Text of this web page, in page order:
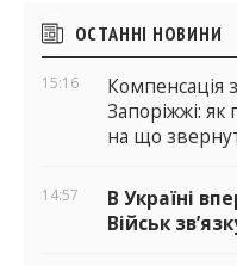
Бічні
віджети
ОСТАННІ НОВИНИ
15:16
Компенсація
Запоріжжі:
на що
14:57
В Україні
Військ